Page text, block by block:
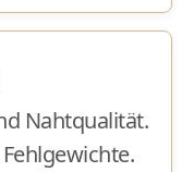
Nahtqualität.